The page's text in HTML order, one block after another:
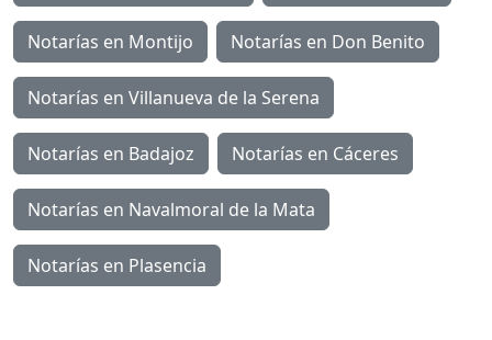
Notarías en Montijo Notarías en Don Benito
Notarías en Villanueva de la Serena
Notarías en Badajoz Notarías en Cáceres
Notarías en Navalmoral de la Mata
Notarías en Plasencia